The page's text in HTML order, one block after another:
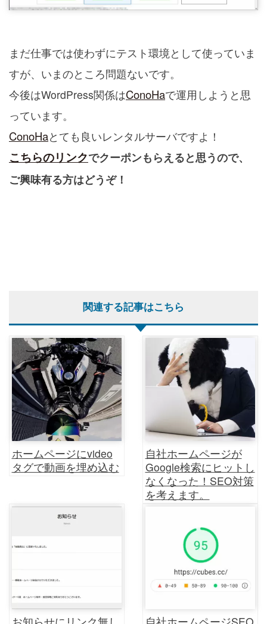
まだ仕事では使わずにテスト環境として使っていま
すが、いまのところ問題ないです。
今後はWordPress関係はConoHaで運用しようと思
っています。
ConoHaとても良いレンタルサーバですよ！
こちらのリンクでクーポンもらえると思うので、
ご興味有る方はどうぞ！
関連する記事はこちら
ホームページにvideo
タグで動画を埋め込む
自社ホームページが
Google検索にヒットし
なくなった！SEO対策
を考えます。